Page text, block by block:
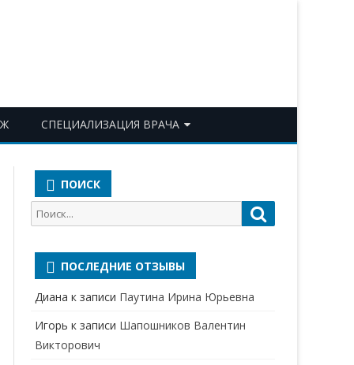
СПЕЦИАЛИЗАЦИЯ ВРАЧА
АЛЛЕРГОЛОГ-ИММУНОЛОГ
АНЕСТЕЗИОЛОГ-
БАКТЕРИОЛОГ
ВЕРТЕБРОЛОГ
ГАСТРОЭНТЕРОЛОГ
ПОИСК
Поиск
для:
ПОСЛЕДНИЕ ОТЗЫВЫ
Диана к записи Паутина Ирина Юрьевна
Игорь к записи Шапошников Валентин
Викторович